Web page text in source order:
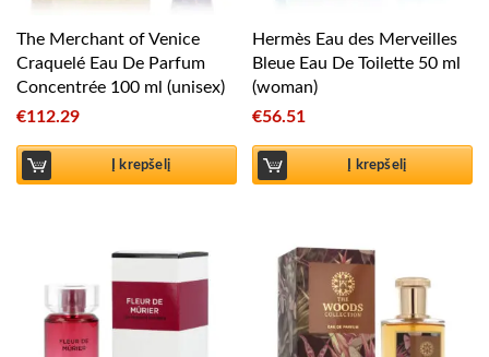
The Merchant of Venice
Craquelé Eau De Parfum
Concentrée 100 ml (unisex)
€112.29
Į krepšelį
Hermès Eau des Merveilles
Bleue Eau De Toilette 50 ml
(woman)
€56.51
Į krepšelį